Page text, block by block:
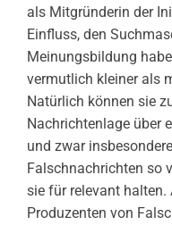
als Mitgründerin der
Einfluss, den
Meinungsbildung
vermutlich kleiner als
Natürlich können sie
Nachrichtenlage über
und zwar
Falschnachrichten so
sie für relevant halten.
Produzenten von